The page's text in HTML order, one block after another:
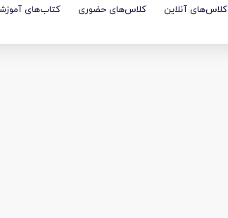
کلاس‌های آنلاین کلاس‌های حضوری کتاب‌های